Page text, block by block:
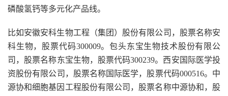
磷酸氢钙等多元化产品线。
比如安徽安科生物工程（集团）股份有限公司，股票名称安
科生物，股票代码300009。包头东宝生物技术股份有限公
司，股票名称东宝生物，股票代码300239。西安国际医学投
资股份有限公司，股票名称国际医学，股票代码000516。中
源协和细胞基因工程股份有限公司，股票名称中源协和，股